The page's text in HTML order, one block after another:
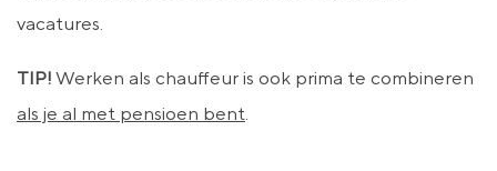
vacatures.
TIP! Werken als chauffeur is ook prima te combineren
als je al met pensioen bent